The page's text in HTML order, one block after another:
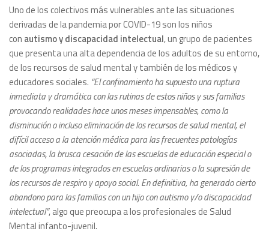
Uno de los colectivos más vulnerables ante las situaciones
derivadas de la pandemia por COVID-19 son los niños
con autismo y discapacidad intelectual, un grupo de pacientes
que presenta una alta dependencia de los adultos de su entorno,
de los recursos de salud mental y también de los médicos y
educadores sociales. “El confinamiento ha supuesto una ruptura
inmediata y dramática con las rutinas de estos niños y sus familias
provocando realidades hace unos meses impensables, como la
disminución o incluso eliminación de los recursos de salud mental, el
difícil acceso a la atención médica para las frecuentes patologías
asociadas, la brusca cesación de las escuelas de educación especial o
de los programas integrados en escuelas ordinarias o la supresión de
los recursos de respiro y apoyo social. En definitiva, ha generado cierto
abandono para las familias con un hijo con autismo y/o discapacidad
intelectual”, algo que preocupa a los profesionales de Salud
Mental infanto-juvenil.